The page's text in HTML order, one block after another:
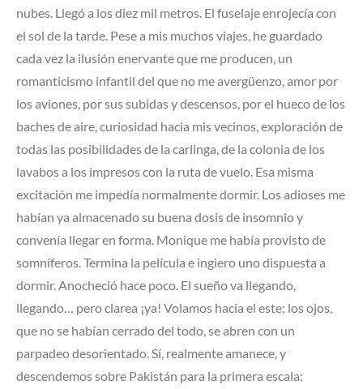
nubes. Llegó a los diez mil metros. El fuselaje enrojecía con
el sol de la tarde. Pese a mis muchos viajes, he guardado
cada vez la ilusión enervante que me producen, un
romanticismo infantil del que no me avergüenzo, amor por
los aviones, por sus subidas y descensos, por el hueco de los
baches de aire, curiosidad hacia mis vecinos, exploración de
todas las posibilidades de la carlinga, de la colonia de los
lavabos a los impresos con la ruta de vuelo. Esa misma
excitación me impedía normalmente dormir. Los adioses me
habían ya almacenado su buena dosis de insomnio y
convenía llegar en forma. Monique me había provisto de
somníferos. Termina la película e ingiero uno dispuesta a
dormir. Anocheció hace poco. El sueño va llegando,
llegando… pero clarea ¡ya! Volamos hacia el este; los ojos,
que no se habían cerrado del todo, se abren con un
parpadeo desorientado. Sí, realmente amanece, y
descendemos sobre Pakistán para la primera escala: